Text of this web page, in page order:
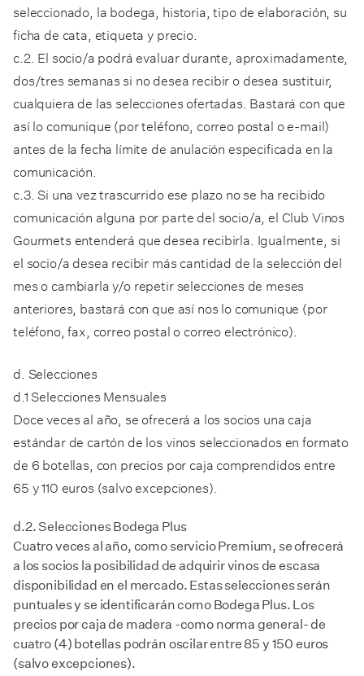
seleccionado, la bodega, historia, tipo de elaboración, su
ficha de cata, etiqueta y precio.
c.2. El socio/a podrá evaluar durante, aproximadamente,
dos/tres semanas si no desea recibir o desea sustituir,
cualquiera de las selecciones ofertadas. Bastará con que
así lo comunique (por teléfono, correo postal o e-mail)
antes de la fecha límite de anulación especificada en la
comunicación.
c.3. Si una vez trascurrido ese plazo no se ha recibido
comunicación alguna por parte del socio/a, el Club Vinos
Gourmets entenderá que desea recibirla. Igualmente, si
el socio/a desea recibir más cantidad de la selección del
mes o cambiarla y/o repetir selecciones de meses
anteriores, bastará con que así nos lo comunique (por
teléfono, fax, correo postal o correo electrónico).
d. Selecciones
d.1 Selecciones Mensuales
Doce veces al año, se ofrecerá a los socios una caja
estándar de cartón de los vinos seleccionados en formato
de 6 botellas, con precios por caja comprendidos entre
65 y 110 euros (salvo excepciones).
d.2. Selecciones Bodega Plus
Cuatro veces al año, como servicio Premium, se ofrecerá
a los socios la posibilidad de adquirir vinos de escasa
disponibilidad en el mercado. Estas selecciones serán
puntuales y se identificarán como Bodega Plus. Los
precios por caja de madera -como norma general- de
cuatro (4) botellas podrán oscilar entre 85 y 150 euros
(salvo excepciones).